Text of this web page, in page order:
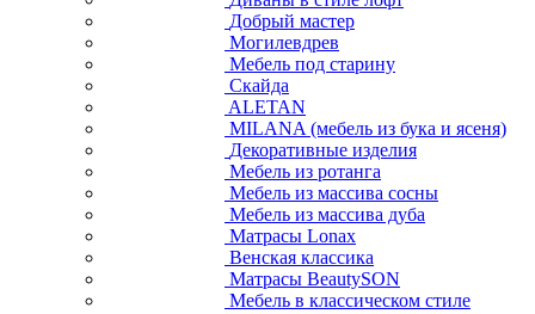
Добрый мастер
Могилевдрев
Мебель под старину
Скайда
ALETAN
MILANA (мебель из бука и ясеня)
Декоративные изделия
Мебель из ротанга
Мебель из массива сосны
Мебель из массива дуба
Матрасы Lonax
Венская классика
Матрасы BeautySON
Мебель в классическом стиле